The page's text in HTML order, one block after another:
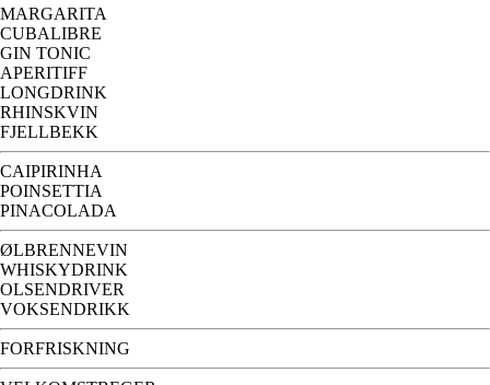
MARGARITA
CUBALIBRE
GIN TONIC
APERITIFF
LONGDRINK
RHINSKVIN
FJELLBEKK
CAIPIRINHA
POINSETTIA
PINACOLADA
ØLBRENNEVIN
WHISKYDRINK
OLSENDRIVER
VOKSENDRIKK
FORFRISKNING